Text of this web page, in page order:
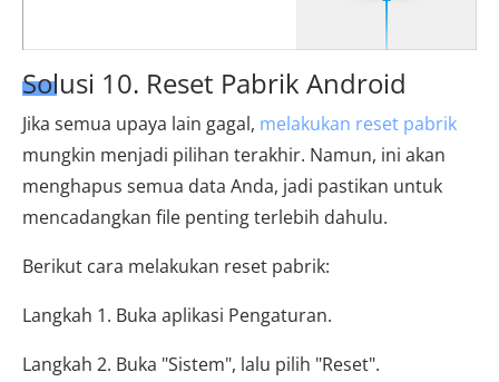
Solusi 10. Reset Pabrik Android
Jika semua upaya lain gagal, melakukan reset pabrik
mungkin menjadi pilihan terakhir. Namun, ini akan
menghapus semua data Anda, jadi pastikan untuk
mencadangkan file penting terlebih dahulu.
Berikut cara melakukan reset pabrik:
Langkah 1. Buka aplikasi Pengaturan.
Langkah 2. Buka "Sistem", lalu pilih "Reset".